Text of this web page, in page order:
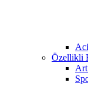
Özellikli